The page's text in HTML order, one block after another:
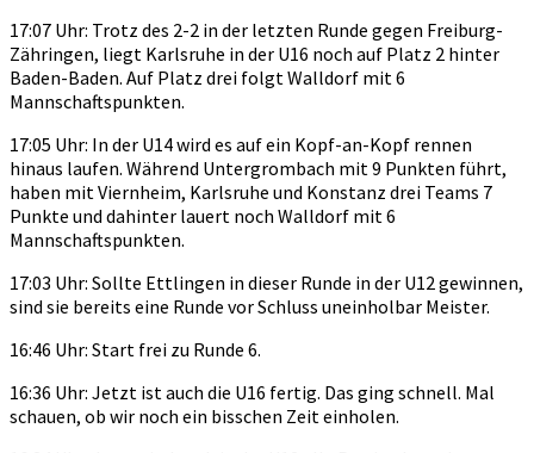
17:07 Uhr: Trotz des 2-2 in der letzten Runde gegen Freiburg-
Zähringen, liegt Karlsruhe in der U16 noch auf Platz 2 hinter
Baden-Baden. Auf Platz drei folgt Walldorf mit 6
Mannschaftspunkten.
17:05 Uhr: In der U14 wird es auf ein Kopf-an-Kopf rennen
hinaus laufen. Während Untergrombach mit 9 Punkten führt,
haben mit Viernheim, Karlsruhe und Konstanz drei Teams 7
Punkte und dahinter lauert noch Walldorf mit 6
Mannschaftspunkten.
17:03 Uhr: Sollte Ettlingen in dieser Runde in der U12 gewinnen,
sind sie bereits eine Runde vor Schluss uneinholbar Meister.
16:46 Uhr: Start frei zu Runde 6.
16:36 Uhr: Jetzt ist auch die U16 fertig. Das ging schnell. Mal
schauen, ob wir noch ein bisschen Zeit einholen.